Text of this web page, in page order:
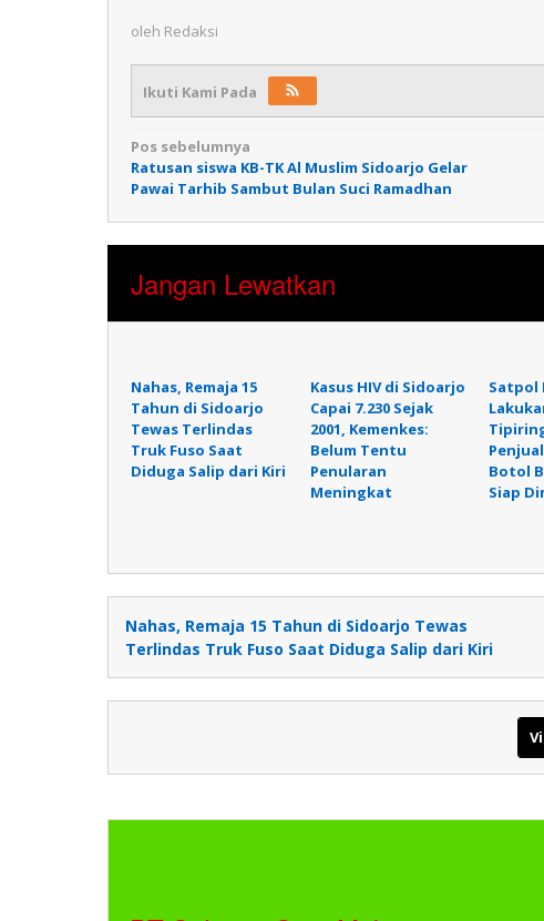
oleh Redaksi
Ikuti Kami Pada
Navigasi
pos
Pos sebelumnya
Ratusan siswa KB-TK Al Muslim Sidoarjo Gelar
Pawai Tarhib Sambut Bulan Suci Ramadhan
Jangan Lewatkan
Nahas, Remaja 15
Tahun di Sidoarjo
Tewas Terlindas
Truk Fuso Saat
Diduga Salip dari Kiri
Kasus HIV di Sidoarjo
Capai 7.230 Sejak
2001, Kemenkes:
Belum Tentu
Penularan
Meningkat
Satpol
Botol
Siap
Nahas, Remaja 15 Tahun di Sidoarjo Tewas
Terlindas Truk Fuso Saat Diduga Salip dari Kiri